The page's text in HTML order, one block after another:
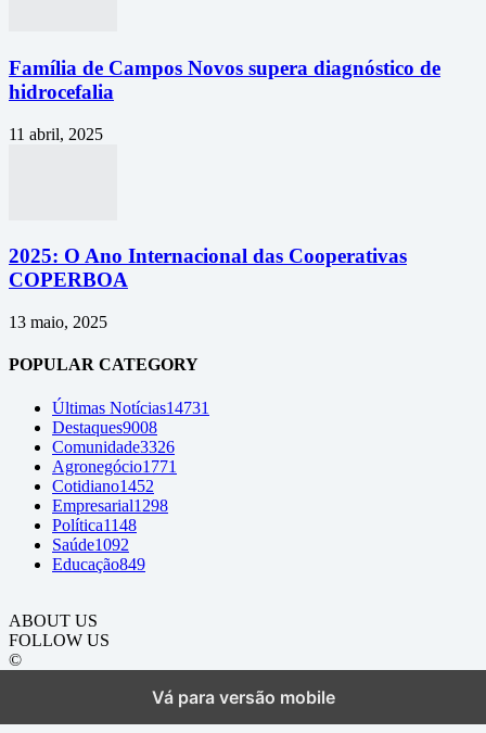
Família de Campos Novos supera diagnóstico de
hidrocefalia
11 abril, 2025
2025: O Ano Internacional das Cooperativas
COPERBOA
13 maio, 2025
POPULAR CATEGORY
Últimas Notícias14731
Destaques9008
Comunidade3326
Agronegócio1771
Cotidiano1452
Empresarial1298
Política1148
Saúde1092
Educação849
ABOUT US
FOLLOW US
©
Vá para versão mobile